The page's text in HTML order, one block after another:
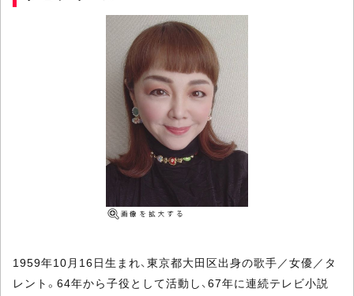
1959年10月16日生まれ、東京都大田区出身の歌手／女優／タ
レント。64年から子役として活動し、67年に連続テレビ小説